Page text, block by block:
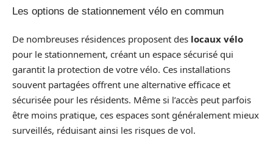
Les options de stationnement vélo en commun
De nombreuses résidences proposent des locaux vélo
pour le stationnement, créant un espace sécurisé qui
garantit la protection de votre vélo. Ces installations
souvent partagées offrent une alternative efficace et
sécurisée pour les résidents. Même si l’accès peut parfois
être moins pratique, ces espaces sont généralement mieux
surveillés, réduisant ainsi les risques de vol.